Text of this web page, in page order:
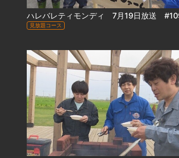
見放題コース